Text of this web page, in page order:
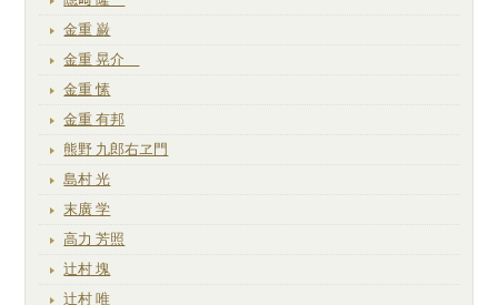
金重 巌
金重 晃介
金重 愫
金重 有邦
熊野 九郎右ヱ門
島村 光
末廣 学
高力 芳照
辻村 塊
辻村 唯